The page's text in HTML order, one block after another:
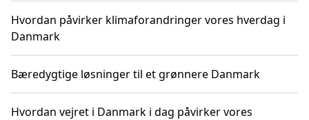
Hvordan påvirker klimaforandringer vores hverdag i
Danmark
Bæredygtige løsninger til et grønnere Danmark
Hvordan vejret i Danmark i dag påvirker vores